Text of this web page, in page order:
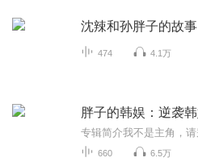
沈辣和孙胖子的故事
474 4.1万
660 6.5万